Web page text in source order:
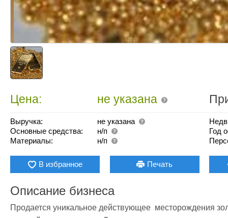
Цена: не указана
Выручка:
не указана
Основные средства:
н/п
Материалы:
н/п
Год
В избранное Печать
Описание бизнеса
Продается уникальное действующее  месторождения